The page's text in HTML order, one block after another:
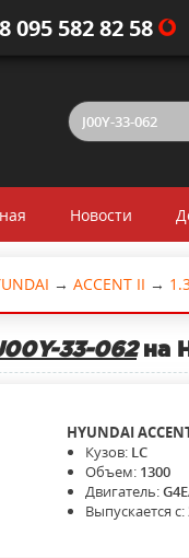
095 582 82 58
Новости
→ ACCENT II →
33-062на
HYUNDAI
Кузов: LC
Объем: 1300
Двигатель:
Выпускается с: